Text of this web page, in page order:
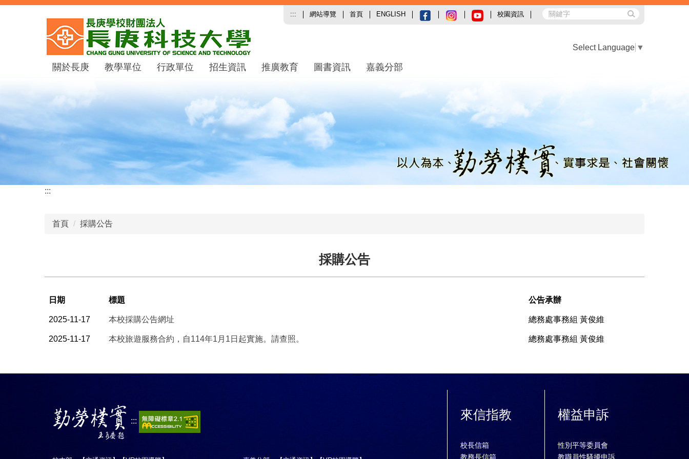
跳
::: 網站導覽 首頁 ENGLISH 校園資訊
Select Language ▼
關於長庚 教學單位 行政單位 招生資訊 推廣教育 圖書資訊 嘉義分部
:::
首頁 採購公告
採購公告
日期 標題 公告承辦
2025-11-17 本校採購公告網址 總務處事務組 黃俊維
2025-11-17 本校旅遊服務合約，自114年1月1日起實施。請查照。 總務處事務組 黃俊維
::: 來信指教
校長信箱
教務長信箱
權益申訴
性別平等委員會
教職員性騷擾申訴